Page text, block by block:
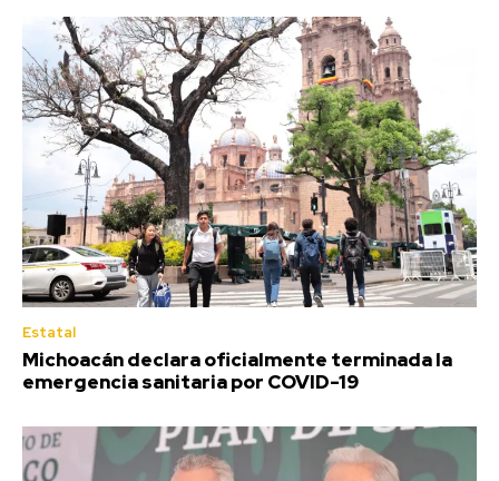
Estatal
Michoacán declara oficialmente terminada la
emergencia sanitaria por COVID-19